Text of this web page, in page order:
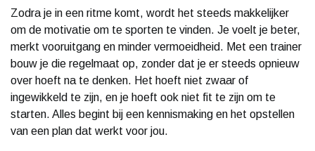
Zodra je in een ritme komt, wordt het steeds makkelijker
om de motivatie om te sporten te vinden. Je voelt je beter,
merkt vooruitgang en minder vermoeidheid. Met een trainer
bouw je die regelmaat op, zonder dat je er steeds opnieuw
over hoeft na te denken. Het hoeft niet zwaar of
ingewikkeld te zijn, en je hoeft ook niet fit te zijn om te
starten. Alles begint bij een kennismaking en het opstellen
van een plan dat werkt voor jou.